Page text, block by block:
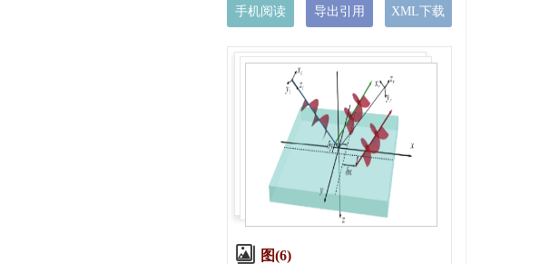
手机阅读 导出引用 XML下载
图(6)